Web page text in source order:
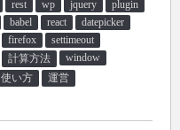
rest wp jquery
plugin
babel react
datepicker
firefox
settimeout
計算方法
window
使い方 運営